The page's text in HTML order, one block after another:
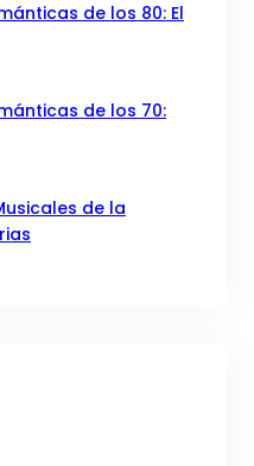
de los 80: El
de los 70:
de la